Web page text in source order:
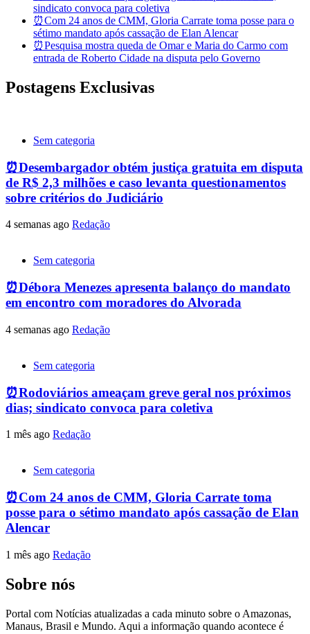
sindicato convoca para coletiva
⏰Com 24 anos de CMM, Gloria Carrate toma posse para o
sétimo mandato após cassação de Elan Alencar
⏰Pesquisa mostra queda de Omar e Maria do Carmo com
entrada de Roberto Cidade na disputa pelo Governo
Postagens Exclusivas
Sem categoria
⏰Desembargador obtém justiça gratuita em disputa
de R$ 2,3 milhões e caso levanta questionamentos
sobre critérios do Judiciário
4 semanas ago Redação
Sem categoria
⏰Débora Menezes apresenta balanço do mandato
em encontro com moradores do Alvorada
4 semanas ago Redação
Sem categoria
⏰Rodoviários ameaçam greve geral nos próximos
dias; sindicato convoca para coletiva
1 mês ago Redação
Sem categoria
⏰Com 24 anos de CMM, Gloria Carrate toma
posse para o sétimo mandato após cassação de Elan
Alencar
1 mês ago Redação
Sobre nós
Portal com Notícias atualizadas a cada minuto sobre o Amazonas,
Manaus, Brasil e Mundo. Aqui a informação quando acontece é